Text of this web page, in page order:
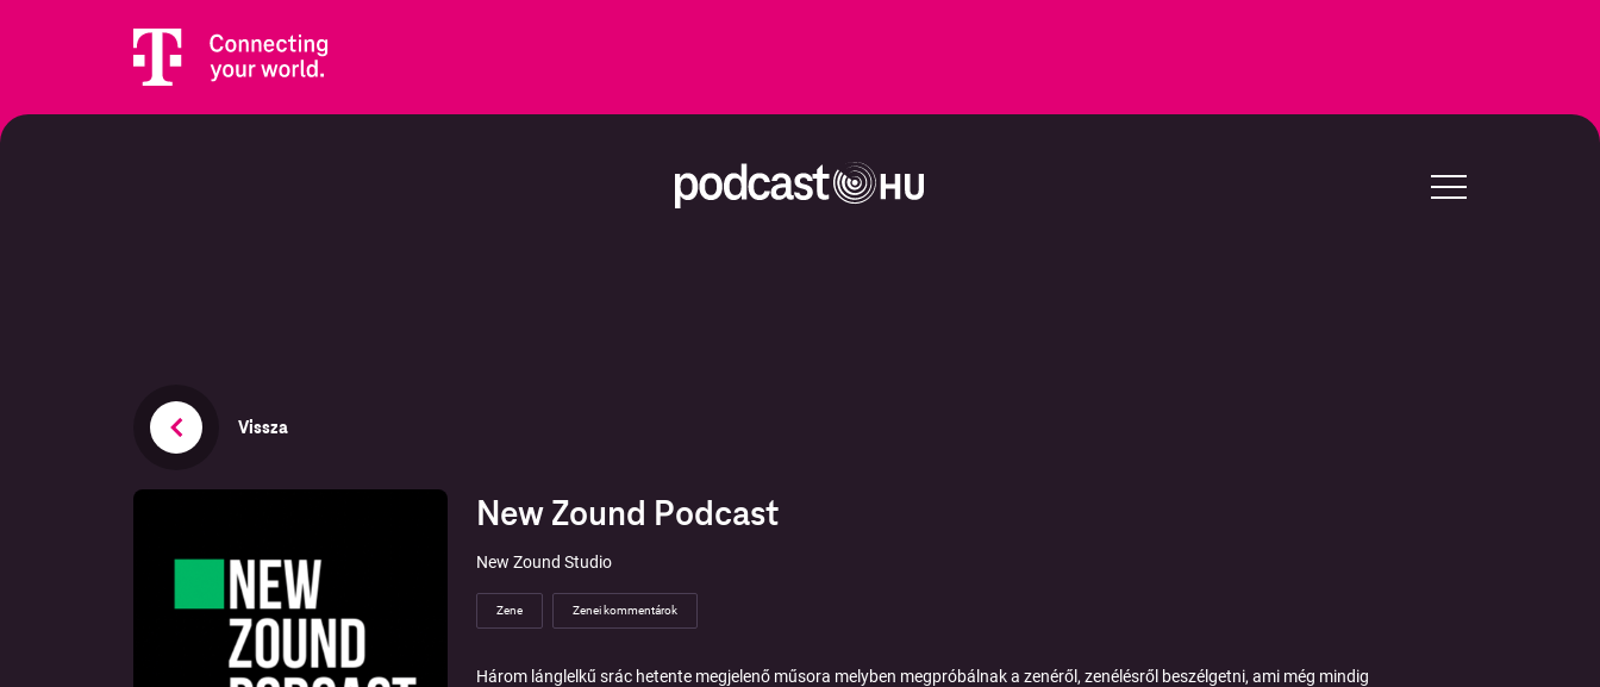
Vissza
New Zound Podcast
New Zound Studio
Zene Zenei kommentárok
Három lánglelkű srác hetente megjelenő műsora melyben megpróbálnak a zenéről, zenélésről beszélgetni, ami még mindig